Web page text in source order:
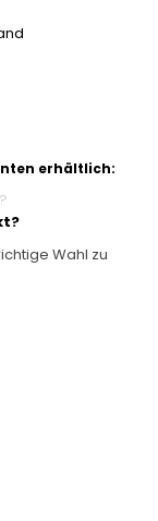
erhältlich:
Wahl zu